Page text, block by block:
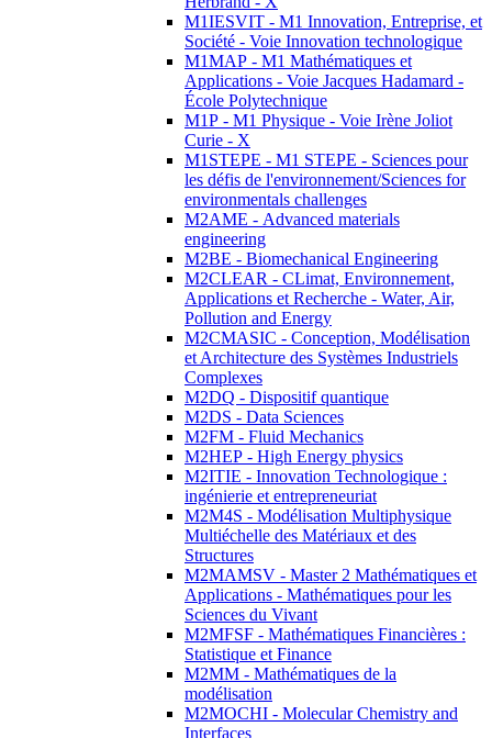
M1IESVIT - M1 Innovation, Entreprise, et
Société - Voie Innovation technologique
M1MAP - M1 Mathématiques et
Applications - Voie Jacques Hadamard -
École Polytechnique
M1P - M1 Physique - Voie Irène Joliot
Curie - X
M1STEPE - M1 STEPE - Sciences pour
les défis de l'environnement/Sciences for
environmentals challenges
M2AME - Advanced materials
engineering
M2BE - Biomechanical Engineering
M2CLEAR - CLimat, Environnement,
Applications et Recherche - Water, Air,
Pollution and Energy
M2CMASIC - Conception, Modélisation
et Architecture des Systèmes Industriels
Complexes
M2DQ - Dispositif quantique
M2DS - Data Sciences
M2FM - Fluid Mechanics
M2HEP - High Energy physics
M2ITIE - Innovation Technologique :
ingénierie et entrepreneuriat
M2M4S - Modélisation Multiphysique
Multiéchelle des Matériaux et des
Structures
M2MAMSV - Master 2 Mathématiques et
Applications - Mathématiques pour les
Sciences du Vivant
M2MFSF - Mathématiques Financières :
Statistique et Finance
M2MM - Mathématiques de la
modélisation
M2MOCHI - Molecular Chemistry and
Interfaces